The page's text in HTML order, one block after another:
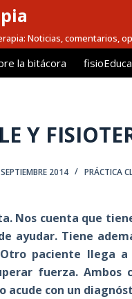
Noticias, comentarios,
la bitácora
Y
2014 PRÁCTICA
Nos cuenta que
ayudar. Tiene
paciente llega
fuerza.
con un